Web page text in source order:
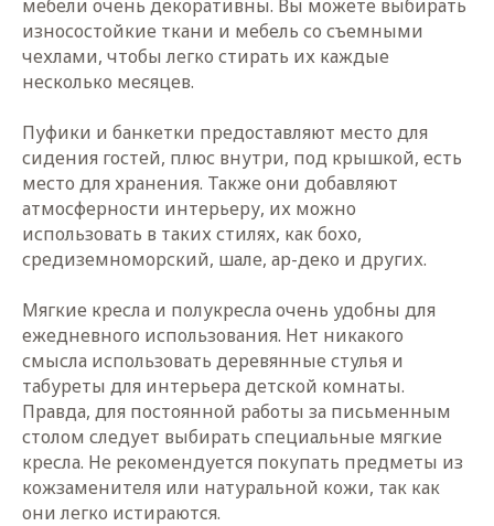
мебели очень декоративны. Вы можете выбирать
износостойкие ткани и мебель со съемными
чехлами, чтобы легко стирать их каждые
несколько месяцев.
Пуфики и банкетки предоставляют место для
сидения гостей, плюс внутри, под крышкой, есть
место для хранения. Также они добавляют
атмосферности интерьеру, их можно
использовать в таких стилях, как бохо,
средиземноморский, шале, ар-деко и других.
Мягкие кресла и полукресла очень удобны для
ежедневного использования. Нет никакого
смысла использовать деревянные стулья и
табуреты для интерьера детской комнаты.
Правда, для постоянной работы за письменным
столом следует выбирать специальные мягкие
кресла. Не рекомендуется покупать предметы из
кожзаменителя или натуральной кожи, так как
они легко истираются.
КОНСУЛЬТАЦИЯ
АРТ-ДИРЕКТОРА
И СОБСТВЕННИКА
БЮРО ICON INTERIORS
КОНСТАНТИН ЩЕРБАКОВ